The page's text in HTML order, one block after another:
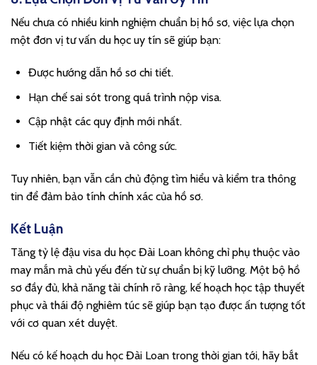
Nếu chưa có nhiều kinh nghiệm chuẩn bị hồ sơ, việc lựa chọn
một đơn vị tư vấn du học uy tín sẽ giúp bạn:
Được hướng dẫn hồ sơ chi tiết.
Hạn chế sai sót trong quá trình nộp visa.
Cập nhật các quy định mới nhất.
Tiết kiệm thời gian và công sức.
Tuy nhiên, bạn vẫn cần chủ động tìm hiểu và kiểm tra thông
tin để đảm bảo tính chính xác của hồ sơ.
Kết Luận
Tăng tỷ lệ đậu visa du học Đài Loan không chỉ phụ thuộc vào
may mắn mà chủ yếu đến từ sự chuẩn bị kỹ lưỡng. Một bộ hồ
sơ đầy đủ, khả năng tài chính rõ ràng, kế hoạch học tập thuyết
phục và thái độ nghiêm túc sẽ giúp bạn tạo được ấn tượng tốt
với cơ quan xét duyệt.
Nếu có kế hoạch du học Đài Loan trong thời gian tới, hãy bắt